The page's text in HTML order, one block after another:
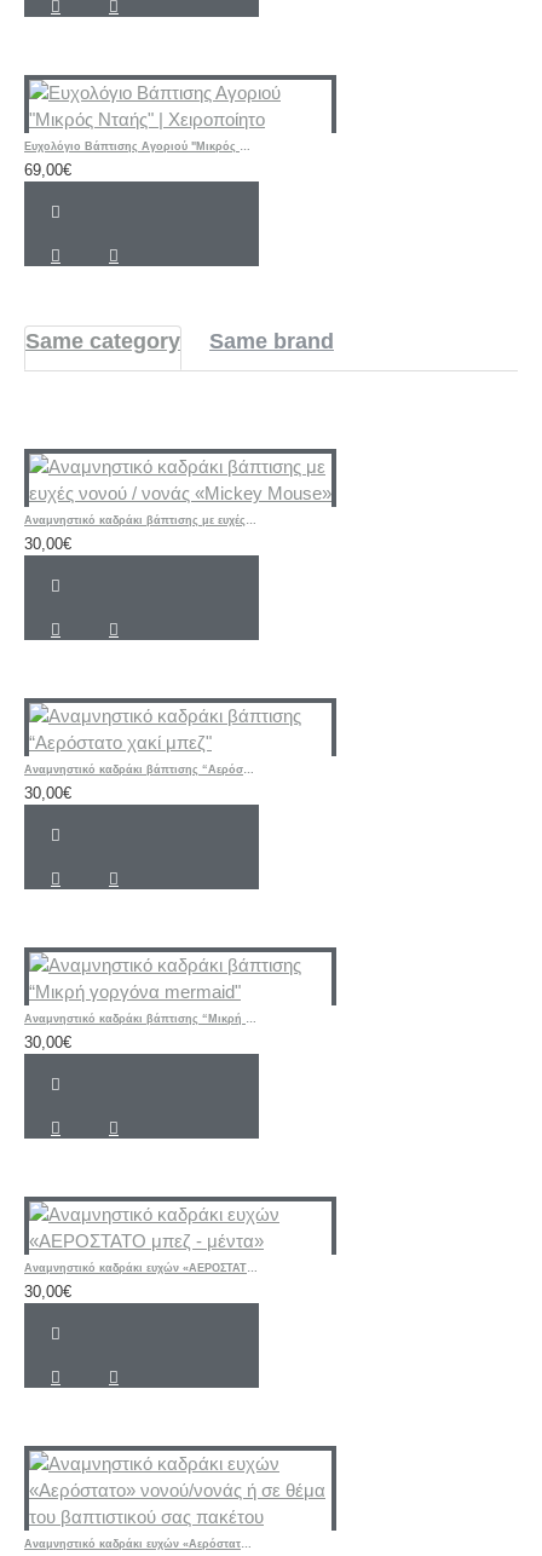
69,00€
Same category Same brand
30,00€
30,00€
30,00€
30,00€